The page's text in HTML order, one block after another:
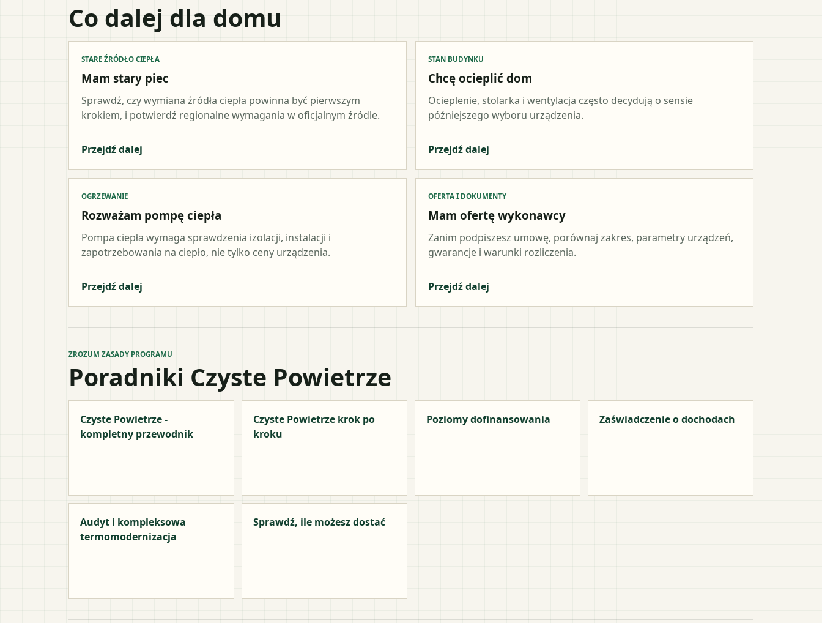
Co dalej dla domu
STARE ŹRÓDŁO CIEPŁA
Mam stary piec
Sprawdź, czy wymiana źródła ciepła powinna być pierwszym
krokiem, i potwierdź regionalne wymagania w oficjalnym źródle.
Przejdź dalej
STAN BUDYNKU
Chcę ocieplić dom
Ocieplenie, stolarka i wentylacja często decydują o sensie
późniejszego wyboru urządzenia.
Przejdź dalej
OGRZEWANIE
Rozważam pompę ciepła
Pompa ciepła wymaga sprawdzenia izolacji, instalacji i
zapotrzebowania na ciepło, nie tylko ceny urządzenia.
Przejdź dalej
OFERTA I DOKUMENTY
Mam ofertę wykonawcy
Zanim podpiszesz umowę, porównaj zakres, parametry urządzeń,
gwarancje i warunki rozliczenia.
Przejdź dalej
ZROZUM ZASADY PROGRAMU
Poradniki Czyste Powietrze
Czyste Powietrze -
kompletny przewodnik
Czyste Powietrze krok po
kroku
Poziomy dofinansowania Zaświadczenie o dochodach
Audyt i kompleksowa
termomodernizacja
Sprawdź, ile możesz dostać